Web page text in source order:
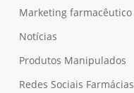
Marketing farmacêutico
Notícias
Produtos Manipulados
Redes Sociais Farmácias